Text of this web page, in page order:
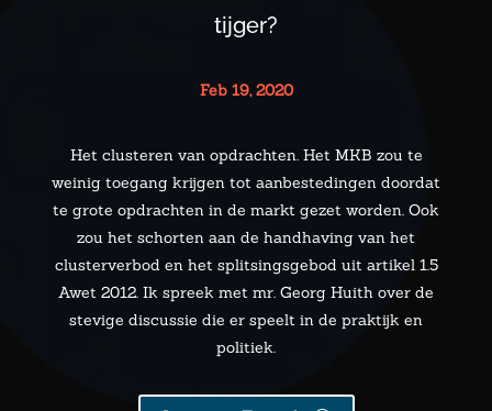
tijger?
Feb 19, 2020
Het clusteren van opdrachten. Het MKB zou te
weinig toegang krijgen tot aanbestedingen doordat
te grote opdrachten in de markt gezet worden. Ook
zou het schorten aan de handhaving van het
clusterverbod en het splitsingsgebod uit artikel 1.5
Awet 2012. Ik spreek met mr. Georg Huith over de
stevige discussie die er speelt in de praktijk en
politiek.